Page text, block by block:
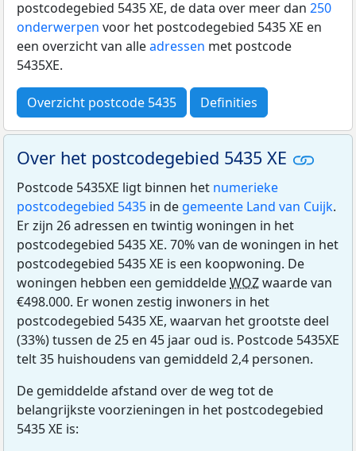
postcodegebied 5435 XE, de data over meer dan 250
onderwerpen voor het postcodegebied 5435 XE en
een overzicht van alleadressen met postcode
5435XE.
Overzicht postcode 5435 Definities
Over het postcodegebied 5435 XE
Postcode 5435XE ligt binnen het numerieke
postcodegebied 5435 in de gemeente Land van Cuijk.
Er zijn 26 adressen en twintig woningen in het
postcodegebied 5435 XE. 70% van de woningen in het
postcodegebied 5435 XE is een koopwoning. De
woningen hebben een gemiddeldeWOZwaarde van
€498.000. Er wonen zestig inwoners in het
postcodegebied 5435 XE, waarvan het grootste deel
(33%) tussen de 25 en 45 jaar oud is. Postcode 5435XE
telt 35 huishoudens van gemiddeld 2,4 personen.
De gemiddelde afstand over de weg tot de
belangrijkste voorzieningen in het postcodegebied
5435 XE is: